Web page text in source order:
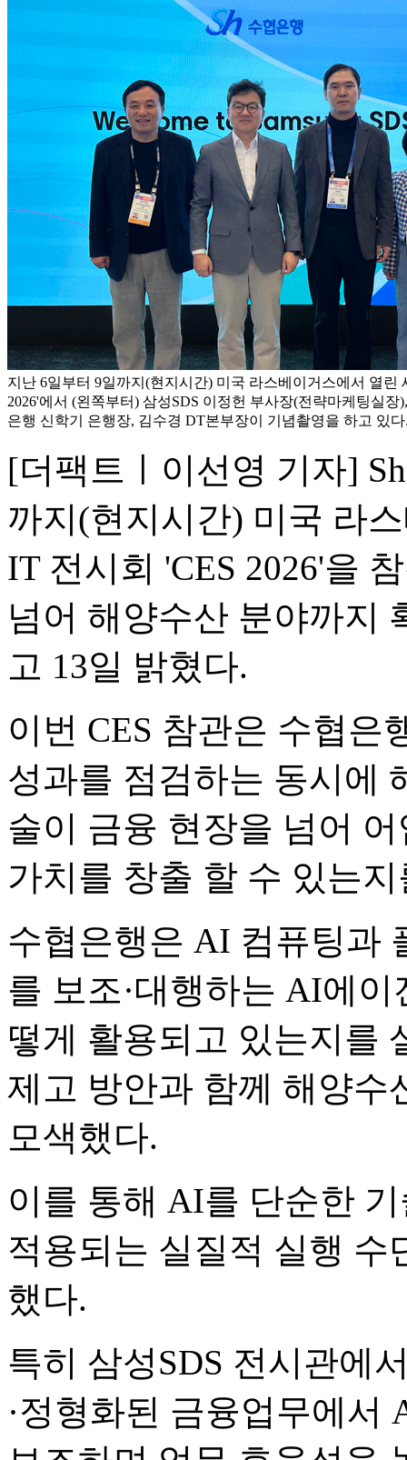
지난 6일부터 9일까지(현지시간) 미국 라스베이거스에서 열린
2026'에서 (왼쪽부터) 삼성SDS 이정헌 부사장(전략마케팅실장
은행 신학기 은행장, 김수경 DT본부장이 기념촬영을 하고 있
[더팩트ㅣ이선영 기자]
까지(현지시간) 미국 라
IT 전시회 'CES 2026'을
넘어 해양수산 분야까지
고 13일 밝혔다.
이번 CES 참관은 수협은
성과를 점검하는 동시에
술이 금융 현장을 넘어
가치를 창출 할 수 있는
수협은행은 AI 컴퓨팅과
를 보조·대행하는 AI에
떻게 활용되고 있는지를
제고 방안과 함께 해양수
모색했다.
이를 통해 AI를 단순한
적용되는 실질적 실행 수
했다.
특히 삼성SDS 전시관에
·정형화된 금융업무에서